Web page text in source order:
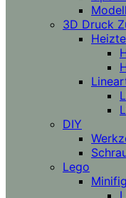
3D Druck
DIY
Lego